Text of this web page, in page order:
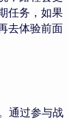
任务，如果
去体验前面
通过参与战